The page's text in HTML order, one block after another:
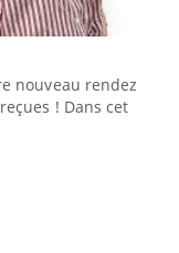
nouveau rendez-
! Dans cet